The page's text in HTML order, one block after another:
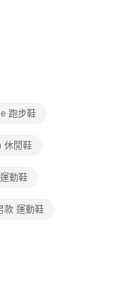
的連結，可透過四大超商／
交易完成。
帳頁面顯示為準，若有關於
，請聯繫「AFTEE先享後付
support/home
先享後付」服務完成之交
護人之同意方可使用
跑步鞋
休閒鞋
動鞋
款 運動鞋